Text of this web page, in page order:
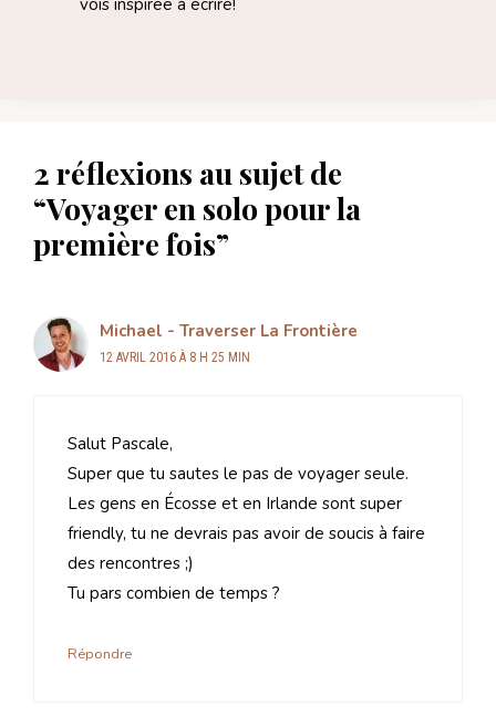
vois inspirée à écrire!
2 réflexions au sujet de
“Voyager en solo pour la
première fois”
Michael - Traverser La Frontière
12 AVRIL 2016 À 8 H 25 MIN
Salut Pascale,
Super que tu sautes le pas de voyager seule.
Les gens en Écosse et en Irlande sont super
friendly, tu ne devrais pas avoir de soucis à faire
des rencontres ;)
Tu pars combien de temps ?
Répondre